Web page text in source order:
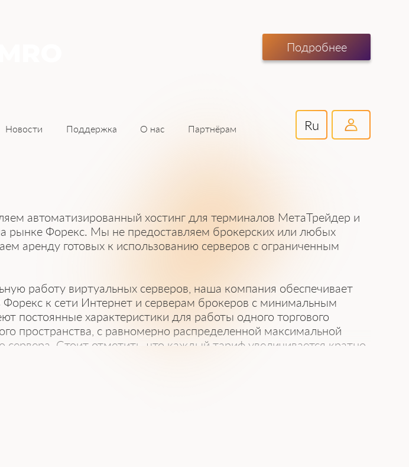
Подробнее
Новости Поддержка О нас Партнёрам Ru
автоматизированный хостинг для терминалов МетаТрейдер и
рынке Форекс. Мы не предоставляем брокерских или любых
аренду готовых к использованию серверов с ограниченным
работу виртуальных серверов, наша компания обеспечивает
Форекс к сети Интернет и серверам брокеров с минимальным
постоянные характеристики для работы одного торгового
пространства, с равномерно распределенной максимальной
сервера. Стоит отметить, что каждый тариф увеличивается кратно
на нем.